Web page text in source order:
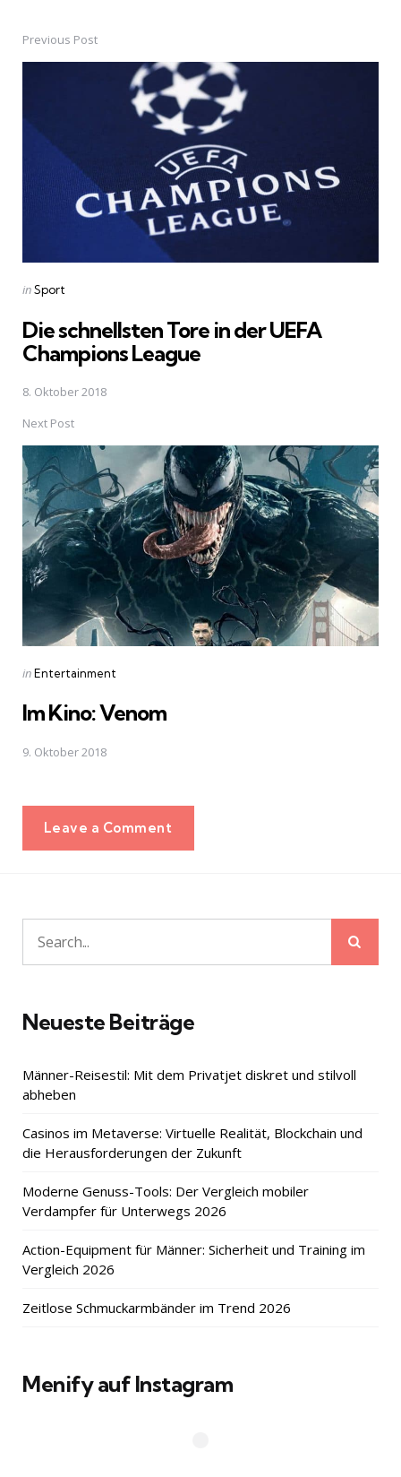
PostPrevious Post
Posted
inSport
Die schnellsten Tore in der UEFA
Champions League
8. Oktober 2018
Next Post
Posted
inEntertainment
Im Kino: Venom
9. Oktober 2018
Leave a Comment
Search
for:
Neueste Beiträge
Männer-Reisestil: Mit dem Privatjet diskret und stilvoll
abheben
Casinos im Metaverse: Virtuelle Realität, Blockchain und
die Herausforderungen der Zukunft
Moderne Genuss-Tools: Der Vergleich mobiler
Verdampfer für Unterwegs 2026
Action-Equipment für Männer: Sicherheit und Training im
Vergleich 2026
Zeitlose Schmuckarmbänder im Trend 2026
Menify auf Instagram